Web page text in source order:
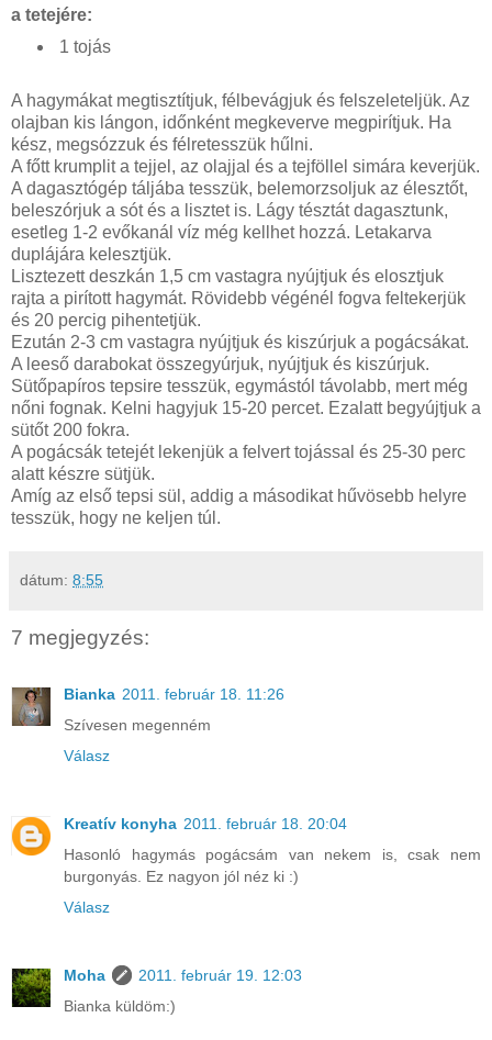
a tetejére:
1 tojás
A hagymákat megtisztítjuk, félbevágjuk és felszeleteljük. Az
olajban kis lángon, időnként megkeverve megpirítjuk. Ha
kész, megsózzuk és félretesszük hűlni.
A főtt krumplit a tejjel, az olajjal és a tejföllel simára keverjük.
A dagasztógép táljába tesszük, belemorzsoljuk az élesztőt,
beleszórjuk a sót és a lisztet is. Lágy tésztát dagasztunk,
esetleg 1-2 evőkanál víz még kellhet hozzá. Letakarva
duplájára kelesztjük.
Lisztezett deszkán 1,5 cm vastagra nyújtjuk és elosztjuk
rajta a pirított hagymát. Rövidebb végénél fogva feltekerjük
és 20 percig pihentetjük.
Ezután 2-3 cm vastagra nyújtjuk és kiszúrjuk a pogácsákat.
A leeső darabokat összegyúrjuk, nyújtjuk és kiszúrjuk.
Sütőpapíros tepsire tesszük, egymástól távolabb, mert még
nőni fognak. Kelni hagyjuk 15-20 percet. Ezalatt begyújtjuk a
sütőt 200 fokra.
A pogácsák tetejét lekenjük a felvert tojással és 25-30 perc
alatt készre sütjük.
Amíg az első tepsi sül, addig a másodikat hűvösebb helyre
tesszük, hogy ne keljen túl.
dátum: 8:55
7 megjegyzés:
Bianka 2011. február 18. 11:26
Szívesen megenném
Válasz
Kreatív konyha 2011. február 18. 20:04
Hasonló hagymás pogácsám van nekem is, csak nem
burgonyás. Ez nagyon jól néz ki :)
Válasz
Moha
2011. február 19. 12:03
Bianka küldöm:)